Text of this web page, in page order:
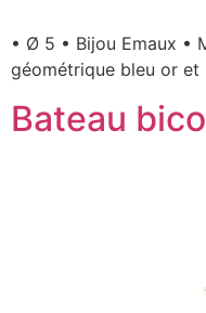
• Ø 5 • Bijou Emaux •
géométrique bleu or
Bateau